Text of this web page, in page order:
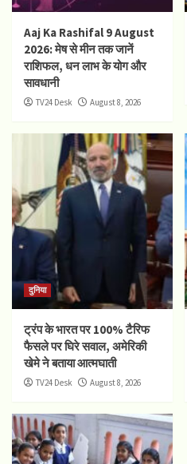
Aaj Ka Rashifal 9 August
2026: मेष से मीन तक जानें
राशिफल, धन लाभ के योग और
सावधानी
TV24 Desk August 8, 2026
दुनिया
ट्रंप के भारत पर 100% टैरिफ
फैसले पर घिरे सवाल, अमेरिकी
खेमे ने बताया आत्मघाती
TV24 Desk August 8, 2026